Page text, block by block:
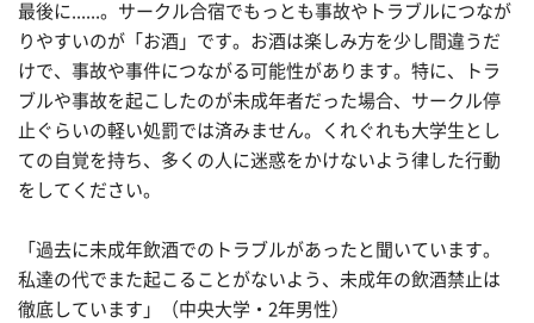
最後に......。サークル合宿でもっとも事故やトラブルにつなが
りやすいのが「お酒」です。お酒は楽しみ方を少し間違うだ
けで、事故や事件につながる可能性があります。特に、トラ
ブルや事故を起こしたのが未成年者だった場合、サークル停
止ぐらいの軽い処罰では済みません。くれぐれも大学生とし
ての自覚を持ち、多くの人に迷惑をかけないよう律した行動
をしてください。
「過去に未成年飲酒でのトラブルがあったと聞いています。
私達の代でまた起こることがないよう、未成年の飲酒禁止は
徹底しています」（中央大学・2年男性）